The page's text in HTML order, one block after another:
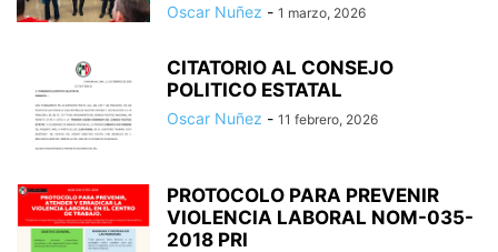
Oscar Nuñez - 1 marzo, 2026
CITATORIO AL CONSEJO
POLITICO ESTATAL
Oscar Nuñez - 11 febrero, 2026
PROTOCOLO PARA PREVENIR
VIOLENCIA LABORAL NOM-035-
2018 PRI